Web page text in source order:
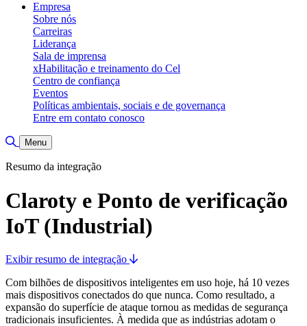
Empresa
Sobre nós
Carreiras
Liderança
Sala de imprensa
xHabilitação e treinamento do Cel
Centro de confiança
Eventos
Políticas ambientais, sociais e de governança
Entre em contato conosco
Alternar pesquisa
Menu
Resumo da integração
Claroty e Ponto de verificação
IoT (Industrial)
Exibir resumo de integração
Com bilhões de dispositivos inteligentes em uso hoje, há 10 vezes
mais dispositivos conectados do que nunca. Como resultado, a
expansão do superfície de ataque tornou as medidas de segurança
tradicionais insuficientes. À medida que as indústrias adotam o